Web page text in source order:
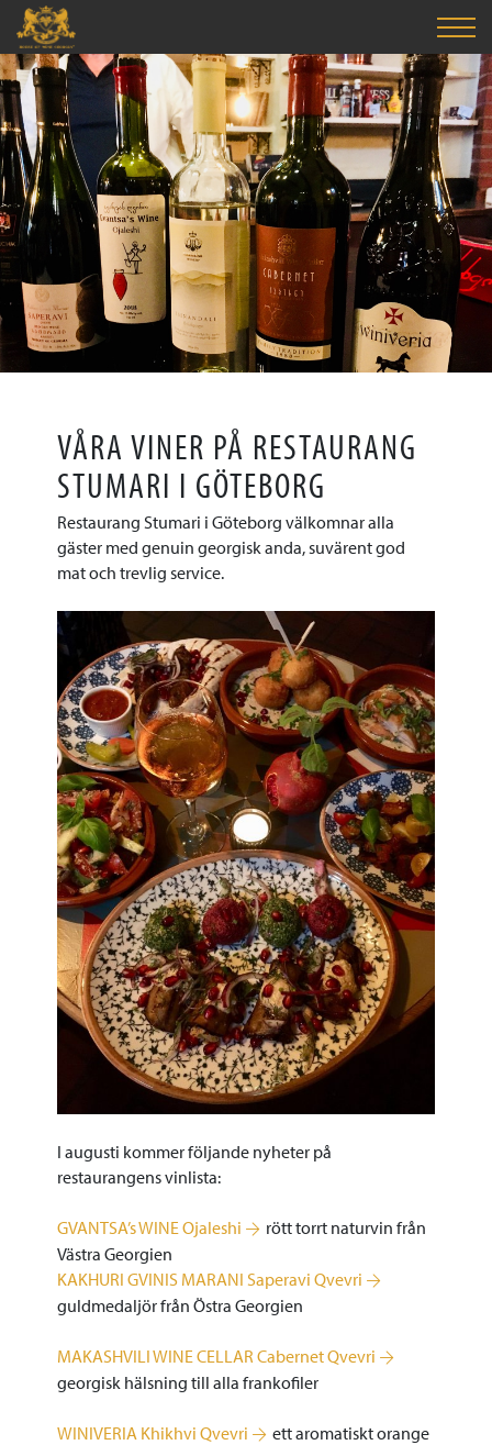
VÅRA VINER PÅ RESTAURANG
STUMARI I GÖTEBORG
Restaurang Stumari i Göteborg välkomnar alla
gäster med genuin georgisk anda, suvärent god
mat och trevlig service.
I augusti kommer följande nyheter på
restaurangens vinlista:
GVANTSA’s WINE Ojaleshi
rött torrt naturvin från
Västra Georgien
KAKHURI GVINIS MARANI Saperavi Qvevri
guldmedaljör från Östra Georgien
MAKASHVILI WINE CELLAR Cabernet Qvevri
georgisk hälsning till alla frankofiler
WINIVERIA Khikhvi Qvevri
ett aromatiskt orange